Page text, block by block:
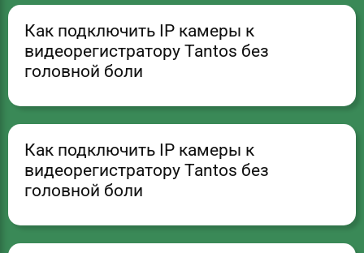
Как подключить IP камеры к
видеорегистратору Tantos без
головной боли
Как подключить IP камеры к
видеорегистратору Tantos без
головной боли